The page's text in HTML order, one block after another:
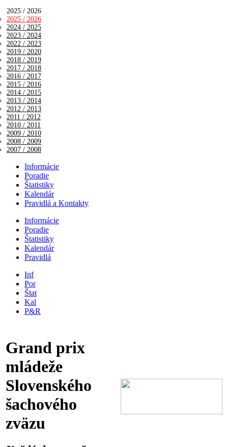
2025 / 2026
2025 / 2026
2024 / 2025
2023 / 2024
2022 / 2023
2019 / 2020
2018 / 2019
2017 / 2018
2016 / 2017
2015 / 2016
2014 / 2015
2013 / 2014
2012 / 2013
2011 / 2012
2010 / 2011
2009 / 2010
2008 / 2009
2007 / 2008
Informácie
Poradie
Štatistiky
Kalendár
Pravidlá a Kontakty
Informácie
Poradie
Štatistiky
Kalendár
Pravidlá
Inf
Por
Štat
Kal
P&R
Grand prix
mládeže
Slovenského
šachového
zväzu